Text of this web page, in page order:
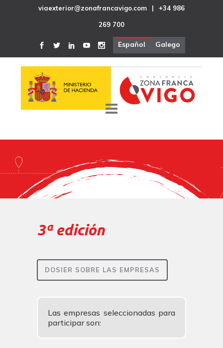
viaexterior@zonafrancavigo.com | +34 986
269 700
Español Galego
3ª edición
DOSIER SOBRE LAS EMPRESAS
Las empresas seleccionadas para
participar son: